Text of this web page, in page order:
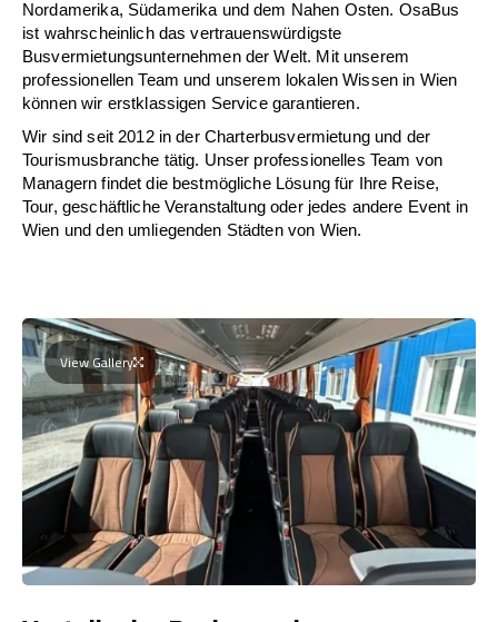
Nordamerika, Südamerika und dem Nahen Osten. OsaBus
ist wahrscheinlich das vertrauenswürdigste
Busvermietungsunternehmen der Welt. Mit unserem
professionellen Team und unserem lokalen Wissen in Wien
können wir erstklassigen Service garantieren.
Wir sind seit 2012 in der Charterbusvermietung und der
Tourismusbranche tätig. Unser professionelles Team von
Managern findet die bestmögliche Lösung für Ihre Reise,
Tour, geschäftliche Veranstaltung oder jedes andere Event in
Wien und den umliegenden Städten von Wien.
View Gallery